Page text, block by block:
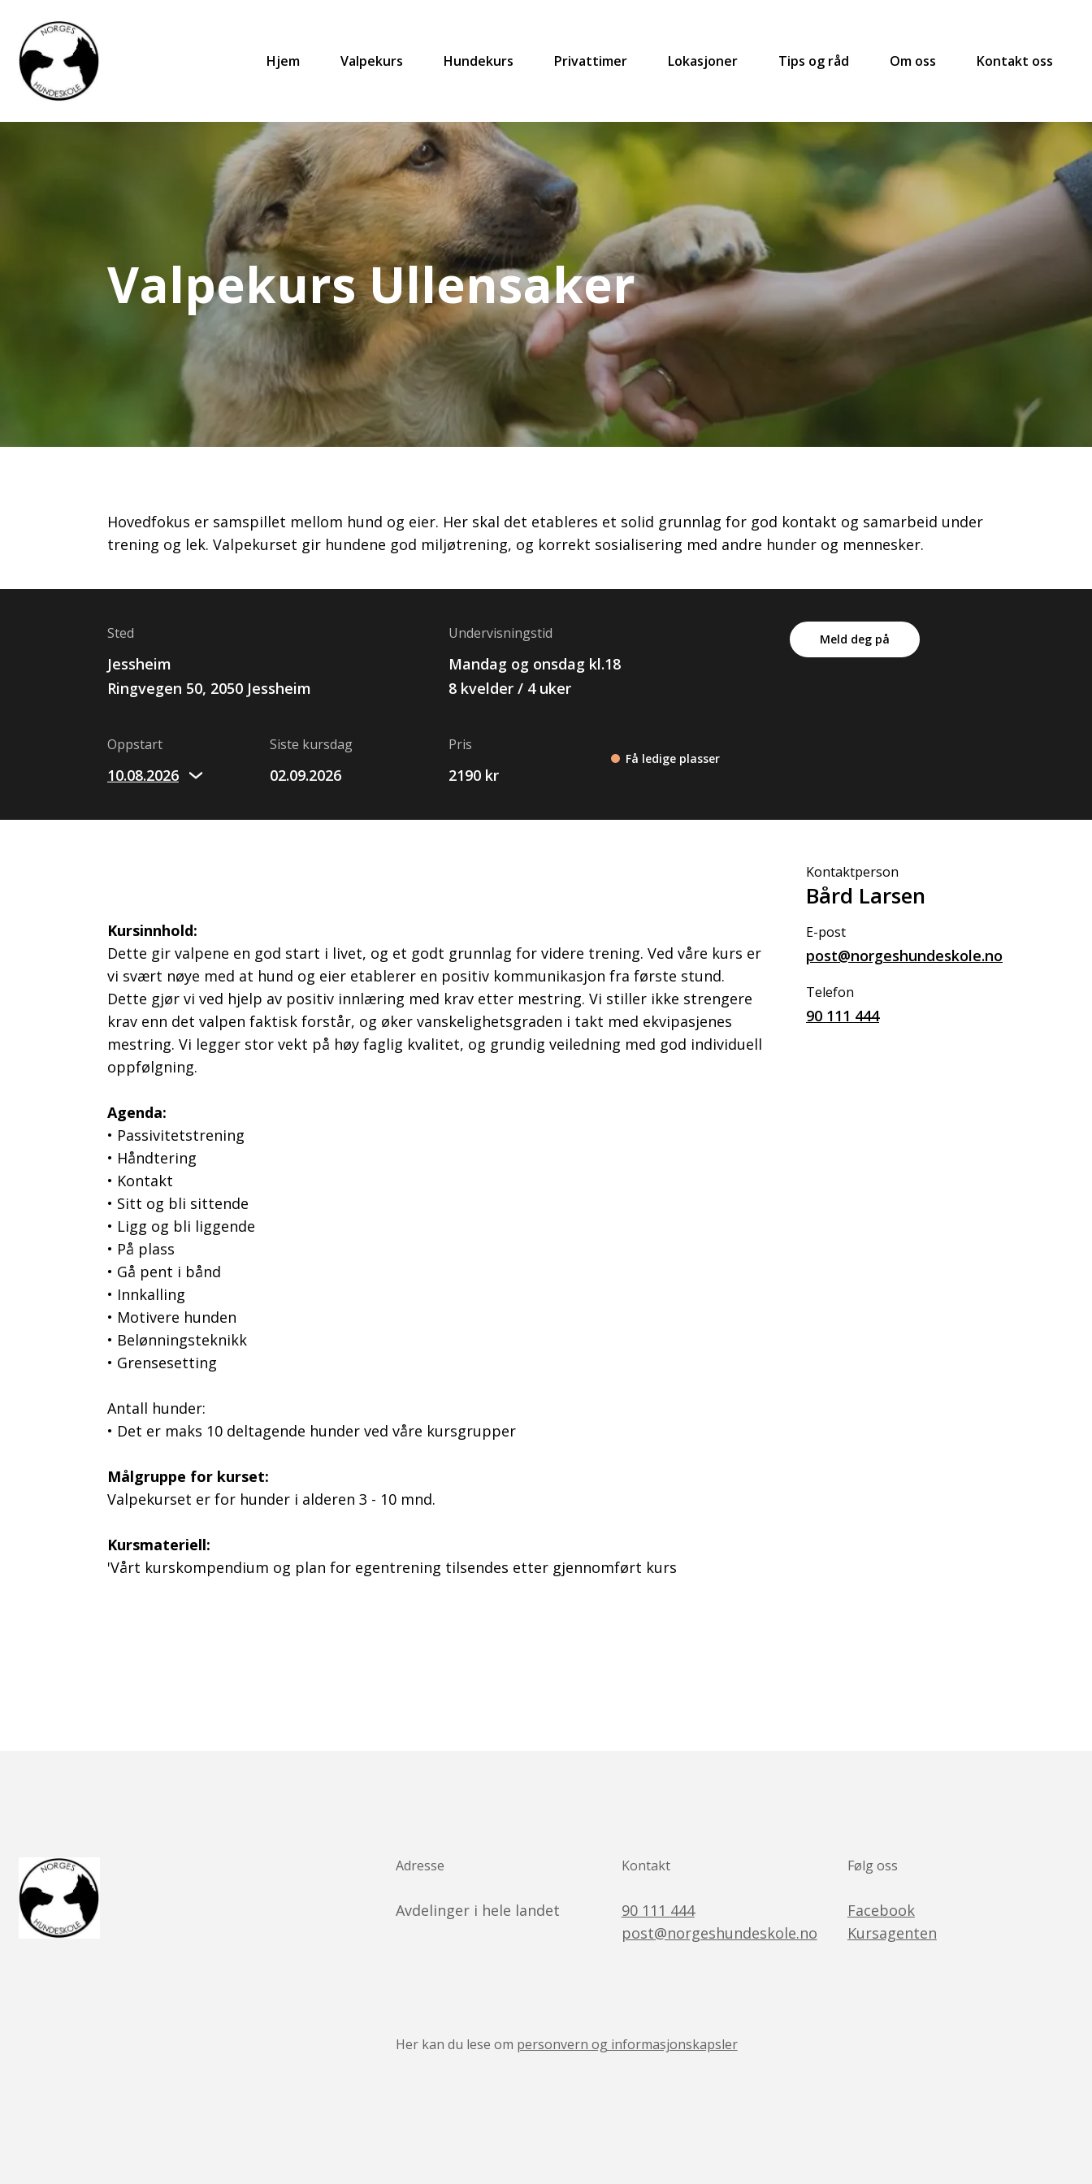
Hjem Valpekurs Hundekurs Privattimer Lokasjoner Tips og råd Om oss Kontakt oss
Valpekurs Ullensaker
Hovedfokus er samspillet mellom hund og eier. Her skal det etableres et solid grunnlag for god kontakt og samarbeid under
trening og lek. Valpekurset gir hundene god miljøtrening, og korrekt sosialisering med andre hunder og mennesker.
Sted
Jessheim
Ringvegen 50, 2050 Jessheim
Undervisningstid
Mandag og onsdag kl.18
8 kvelder / 4 uker
Meld deg på
Oppstart
10.08.2026
Siste kursdag
02.09.2026
Pris
2190 kr
Få ledige plasser
Kursinnhold:
Dette gir valpene en god start i livet, og et godt grunnlag for videre trening. Ved våre kurs er
vi svært nøye med at hund og eier etablerer en positiv kommunikasjon fra første stund.
Dette gjør vi ved hjelp av positiv innlæring med krav etter mestring. Vi stiller ikke strengere
krav enn det valpen faktisk forstår, og øker vanskelighetsgraden i takt med ekvipasjenes
mestring. Vi legger stor vekt på høy faglig kvalitet, og grundig veiledning med god individuell
oppfølgning.
Agenda:
• Passivitetstrening
• Håndtering
• Kontakt
• Sitt og bli sittende
• Ligg og bli liggende
• På plass
• Gå pent i bånd
• Innkalling
• Motivere hunden
• Belønningsteknikk
• Grensesetting
Antall hunder:
• Det er maks 10 deltagende hunder ved våre kursgrupper
Målgruppe for kurset:
Valpekurset er for hunder i alderen 3 - 10 mnd.
Kursmateriell:
'Vårt kurskompendium og plan for egentrening tilsendes etter gjennomført kurs
Kontaktperson
Bård Larsen
E-post
post@norgeshundeskole.no
Telefon
90 111 444
Adresse
Avdelinger i hele landet
Kontakt
90 111 444
post@norgeshundeskole.no
Følg oss
Facebook
Kursagenten
Her kan du lese om personvern og informasjonskapsler